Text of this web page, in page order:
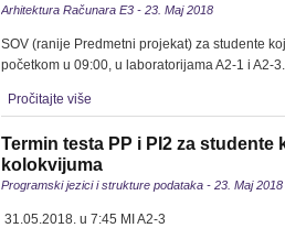
Arhitektura Računara E3 - 23. Maj 2018
SOV (ranije Predmetni projekat) za studente
početkom u 09:00, u laboratorijama A2-1 i A2-3.
Pročitajte više
Termin testa PP i PI2 za
kolokvijuma
Programski jezici i strukture podataka - 23. Maj 2018
31.05.2018. u 7:45 MI A2-3